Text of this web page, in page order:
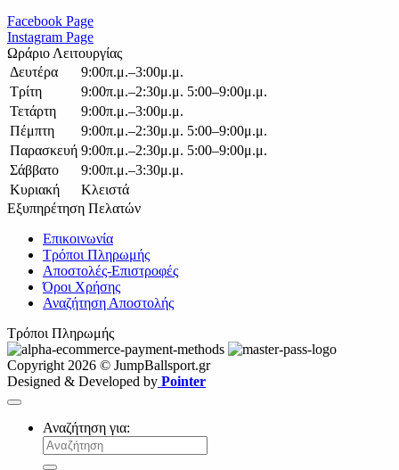
Facebook Page
Instagram Page
Ωράριο Λειτουργίας
Δευτέρα
9:00π.μ.–3:00μ.μ.
Τρίτη
9:00π.μ.–2:30μ.μ. 5:00–9:00μ.μ.
Τετάρτη
9:00π.μ.–3:00μ.μ.
Πέμπτη
9:00π.μ.–2:30μ.μ. 5:00–9:00μ.μ.
Παρασκευή 9:00π.μ.–2:30μ.μ. 5:00–9:00μ.μ.
Σάββατο
9:00π.μ.–3:30μ.μ.
Κυριακή
Κλειστά
Εξυπηρέτηση Πελατών
Επικοινωνία
Τρόποι Πληρωμής
Αποστολές-Επιστροφές
Όροι Χρήσης
Αναζήτηση Αποστολής
Τρόποι Πληρωμής
Copyright 2026 © JumpBallsport.gr
Designed & Developed by Pointer
Αναζήτηση για: